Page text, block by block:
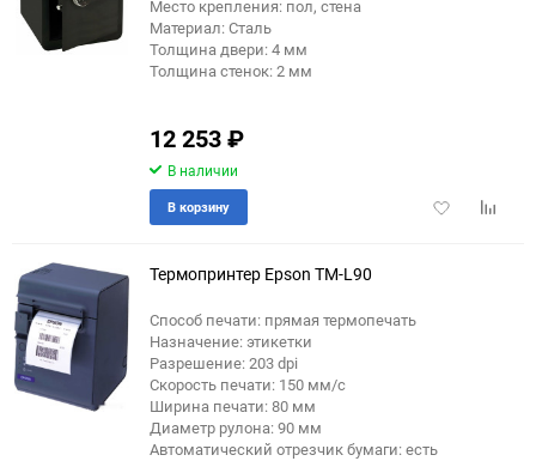
Место крепления: пол, стена
Материал: Сталь
Толщина двери: 4 мм
Толщина стенок: 2 мм
12 253₽
В наличии
Добавить
В корзину
Термопринтер Epson TM-L90
Способ печати: прямая термопечать
Назначение: этикетки
Разрешение: 203 dpi
Скорость печати: 150 мм/с
Ширина печати: 80 мм
Диаметр рулона: 90 мм
Автоматический отрезчик бумаги: есть